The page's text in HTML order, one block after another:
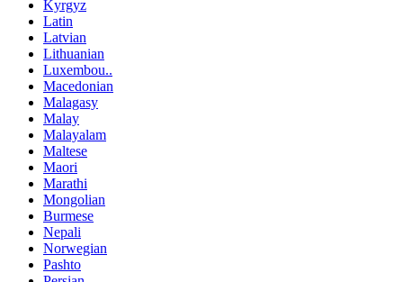
Kyrgyz
Latin
Latvian
Lithuanian
Luxembou..
Macedonian
Malagasy
Malay
Malayalam
Maltese
Maori
Marathi
Mongolian
Burmese
Nepali
Norwegian
Pashto